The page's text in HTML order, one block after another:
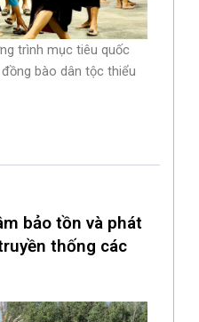
trình mục tiêu quốc
bào dân tộc thiểu
bảo tồn và phát
thống các